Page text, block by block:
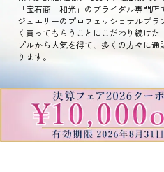
「宝石商 和光」のブライダル専門店
ジュエリーのプロフェッショナルブ
く買ってもらうことにこだわり続け
プルから人気を得て、多くの方々に
ります。
WAKO INC. ALL